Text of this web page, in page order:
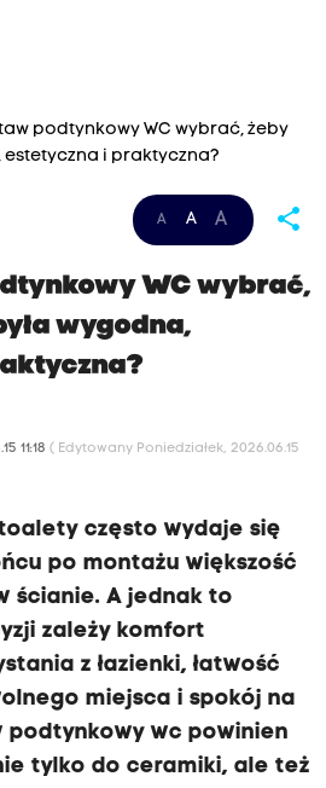
podtynkowy WC wybrać, żeby
estetyczna i praktyczna?
A A A share
WC wybrać,
wygodna,
11:18 ( Edytowany Poniedziałek, 2026.06.15
często wydaje się
po montażu większość
ścianie. A jednak to
zależy komfort
z łazienki, łatwość
miejsca i spokój na
podtynkowy wc powinien
tylko do ceramiki, ale też